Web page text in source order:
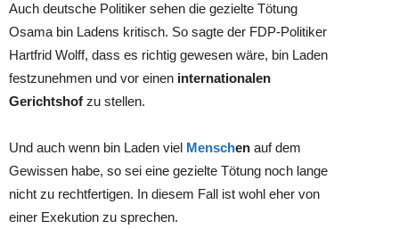
Auch deutsche Politiker sehen die gezielte Tötung
Osama bin Ladens kritisch. So sagte der FDP-Politiker
Hartfrid Wolff, dass es richtig gewesen wäre, bin Laden
festzunehmen und vor einen internationalen
Gerichtshof zu stellen.
Und auch wenn bin Laden viel Menschen auf dem
Gewissen habe, so sei eine gezielte Tötung noch lange
nicht zu rechtfertigen. In diesem Fall ist wohl eher von
einer Exekution zu sprechen.